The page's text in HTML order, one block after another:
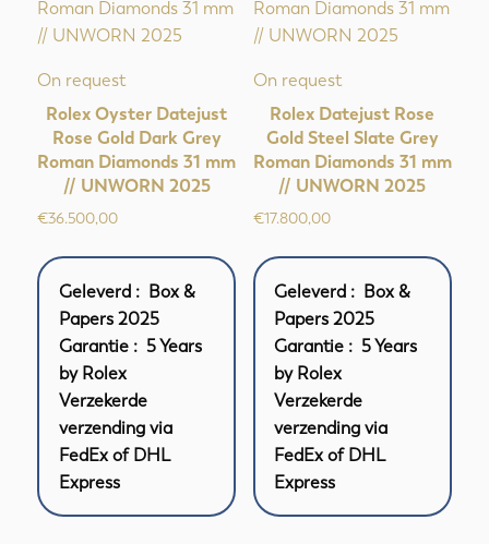
On request
Rolex Oyster Datejust
Rose Gold Dark Grey
Roman Diamonds 31 mm
// UNWORN 2025
€36.500,00
Geleverd : Box &
Papers 2025
Garantie : 5 Years
by Rolex
Verzekerde
verzending via
FedEx of DHL
Express
On request
Rolex Datejust Rose
Gold Steel Slate Grey
Roman Diamonds 31 mm
// UNWORN 2025
€17.800,00
Geleverd : Box &
Papers 2025
Garantie : 5 Years
by Rolex
Verzekerde
verzending via
FedEx of DHL
Express